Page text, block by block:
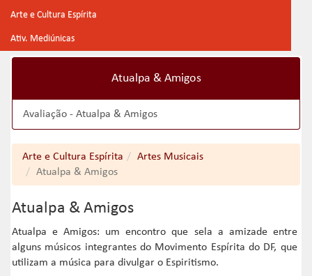
Arte e Cultura Espírita
Ativ. Mediúnicas
Atualpa & Amigos
Avaliação - Atualpa & Amigos
Arte e Cultura Espírita
Artes Musicais
Atualpa & Amigos
Atualpa & Amigos
Atualpa e Amigos: um encontro que sela a amizade entre
alguns músicos integrantes do Movimento Espírita do DF, que
utilizam a música para divulgar o Espiritismo.